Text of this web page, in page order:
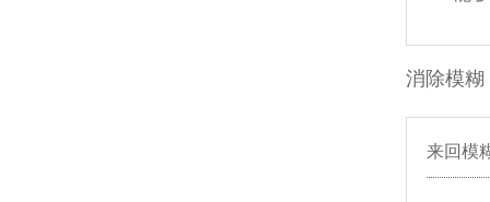
消除模糊
来回模